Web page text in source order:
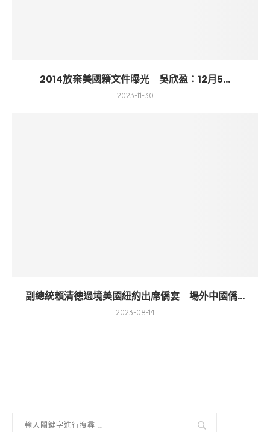
2014放棄美國籍文件曝光 吳欣盈：12月5...
2023-11-30
副總統賴清德過境美國紐約出席僑宴 場外中國僑...
2023-08-14